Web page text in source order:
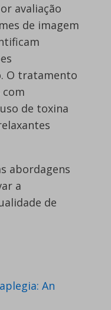
avaliação
de imagem
O tratamento
de toxina
abordagens
a
de
An